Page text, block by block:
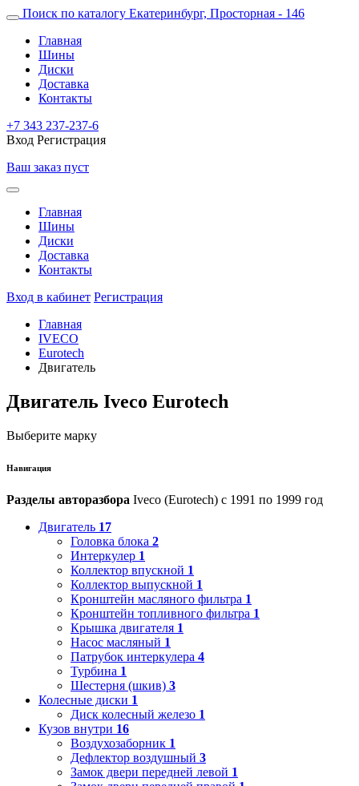
Поиск по каталогу Екатеринбург, Просторная - 146
Главная
Шины
Диски
Доставка
Контакты
+7 343 237-237-6
Вход Регистрация
Ваш заказ пуст
Главная
Шины
Диски
Доставка
Контакты
Вход в кабинет Регистрация
Главная
IVECO
Eurotech
Двигатель
Двигатель Iveco Eurotech
Выберите марку
Навигация
Разделы авторазбора Iveco (Eurotech) с 1991 по 1999 год
Двигатель 17
Головка блока 2
Интеркулер 1
Коллектор впускной 1
Коллектор выпускной 1
Кронштейн масляного фильтра 1
Кронштейн топливного фильтра 1
Крышка двигателя 1
Насос масляный 1
Патрубок интеркулера 4
Турбина 1
Шестерня (шкив) 3
Колесные диски 1
Диск колесный железо 1
Кузов внутри 16
Воздухозаборник 1
Дефлектор воздушный 3
Замок двери передней левой 1